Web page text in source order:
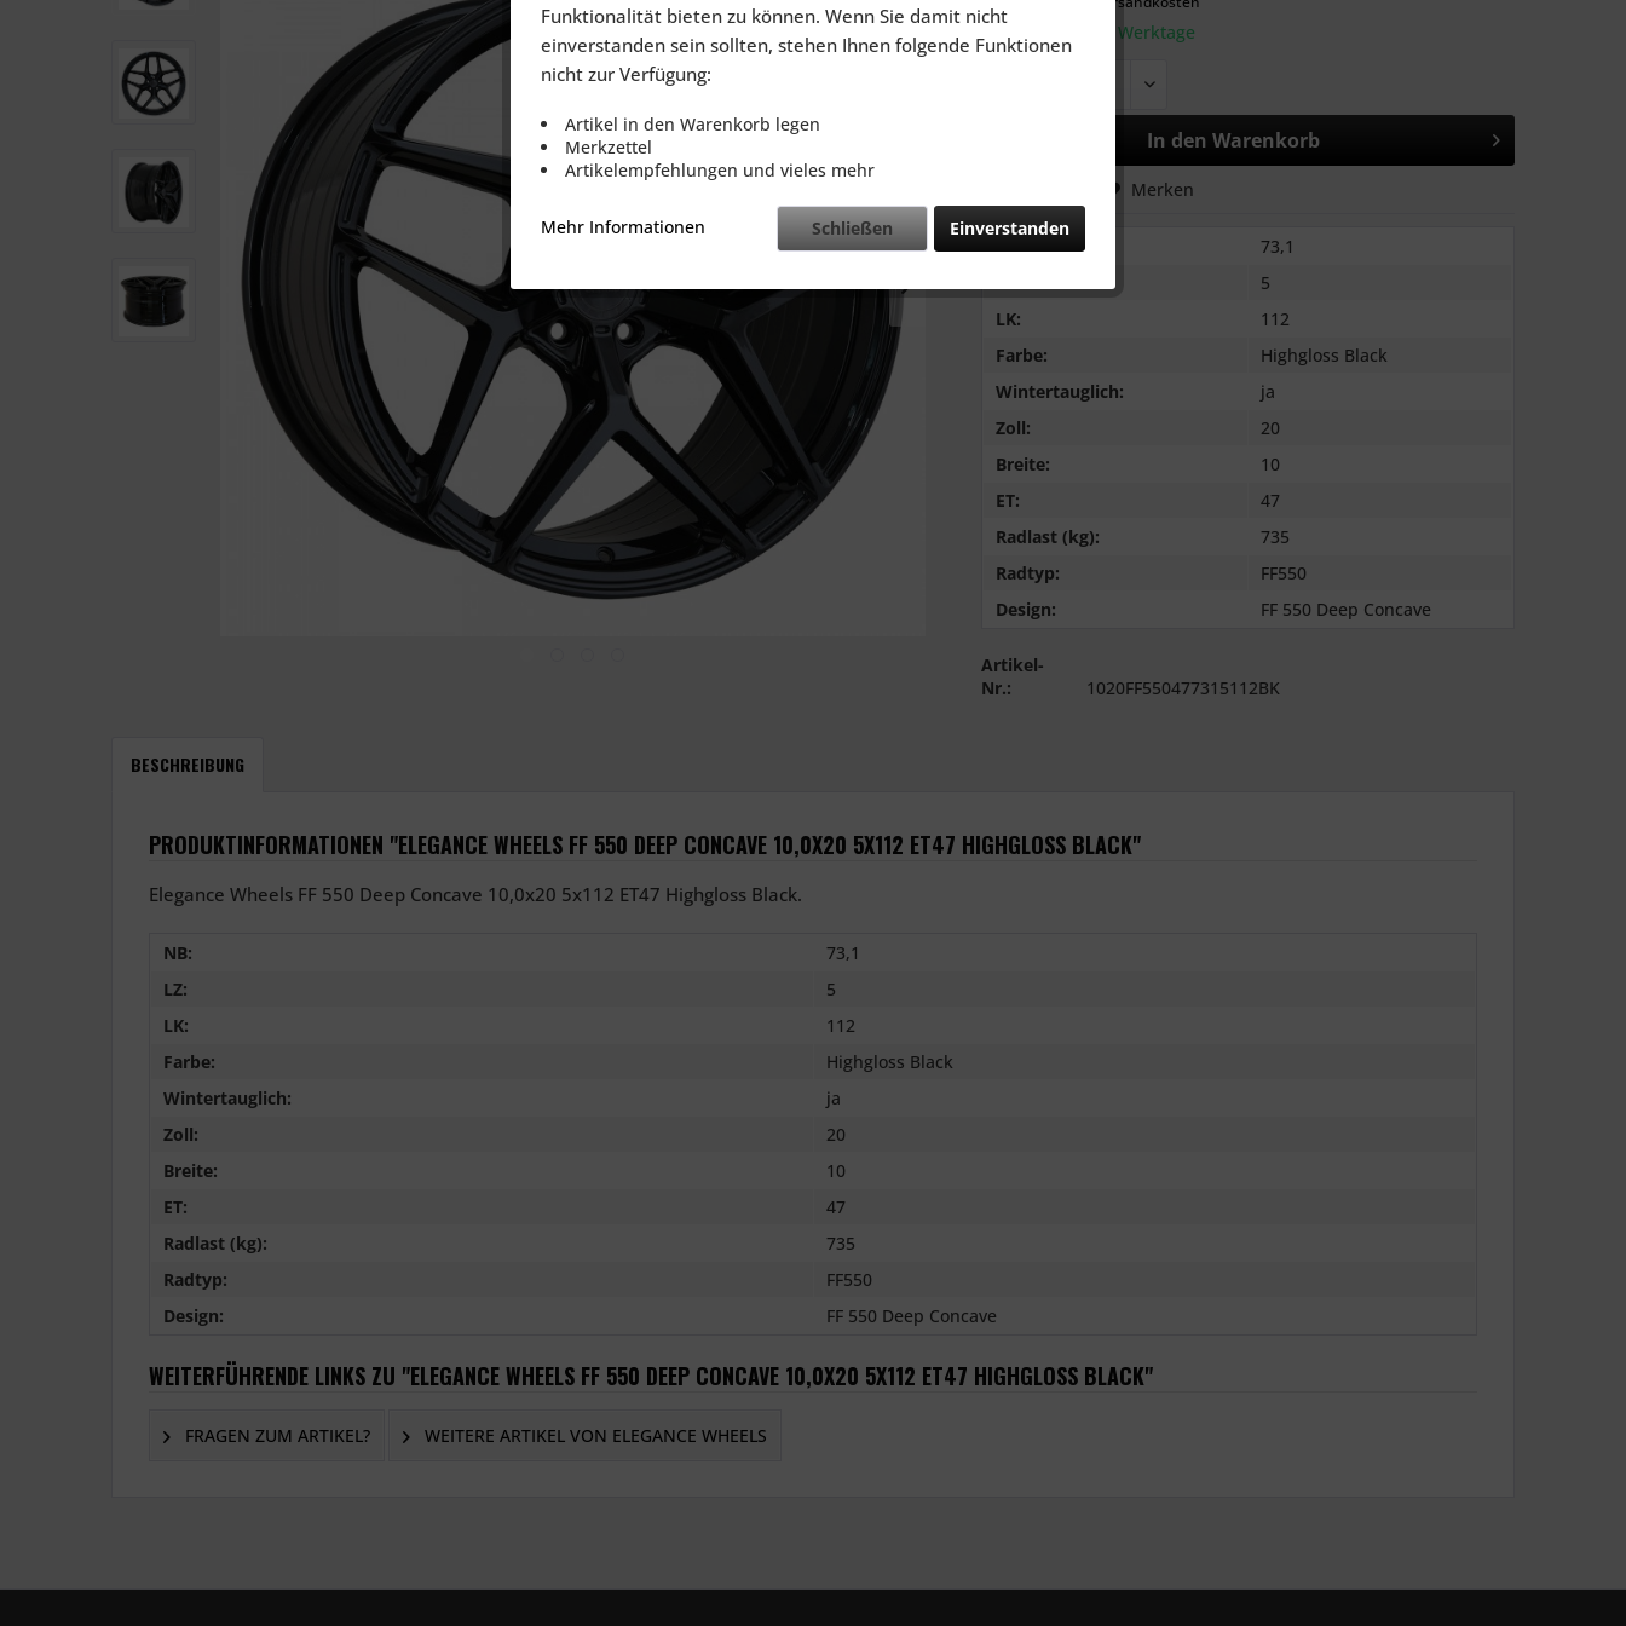
Lieferzeit: 2-3 Werktage
In den Warenkorb
Merken
NB:
73,1
5
LK:
112
Farbe:
Highgloss Black
Wintertauglich:
ja
Zoll:
20
Breite:
10
ET:
47
Radlast (kg):
735
Radtyp:
FF550
Design:
FF 550 Deep Concave
Artikel-
Nr.:
1020FF550477315112BK
BESCHREIBUNG
PRODUKTINFORMATIONEN "ELEGANCE WHEELS FF 550 DEEP CONCAVE 10,0X20 5X112 ET47 HIGHGLOSS BLACK"
Elegance Wheels FF 550 Deep Concave 10,0x20 5x112 ET47 Highgloss Black.
NB:
73,1
LZ:
5
LK:
112
Farbe:
Highgloss Black
Wintertauglich:
ja
Zoll:
20
Breite:
10
ET:
47
Radlast (kg):
735
Radtyp:
FF550
Design:
FF 550 Deep Concave
WEITERFÜHRENDE LINKS ZU "ELEGANCE WHEELS FF 550 DEEP CONCAVE 10,0X20 5X112 ET47 HIGHGLOSS BLACK"
FRAGEN ZUM ARTIKEL? WEITERE ARTIKEL VON ELEGANCE WHEELS
Funktionalität bieten zu können. Wenn Sie damit nicht
einverstanden sein sollten, stehen Ihnen folgende Funktionen
nicht zur Verfügung:
Artikel in den Warenkorb legen
Merkzettel
Artikelempfehlungen und vieles mehr
Mehr Informationen Einverstanden
Schließen